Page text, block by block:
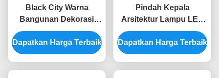
Black City Warna
Bangunan Dekorasi
Arsitektur Lampu LED
untuk Jalan Taman
Sungai Pohon
Dapatkan Harga Terbaik
Pindah Kepala
Arsitektur Lampu LED
Berwarna Konsumsi
Rendah Untuk
Bangunan Luar
Dapatkan Harga Terbaik